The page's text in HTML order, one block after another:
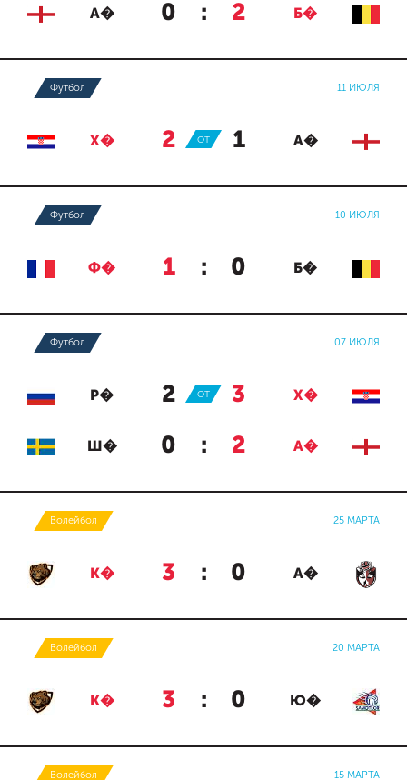
А� 0 : 2 Б�
Футбол 11 ИЮЛЯ
Х� 2 : 1 А�
ОТ
Футбол 10 ИЮЛЯ
Ф� 1 : 0 Б�
Футбол 07 ИЮЛЯ
Р� 2 : 3 Х�
ОТ
Ш� 0 : 2 А�
Волейбол 25 МАРТА
К� 3 : 0 А�
Волейбол 20 МАРТА
К� 3 : 0 Ю�
Волейбол 15 МАРТА